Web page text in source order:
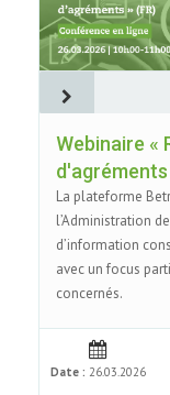
Webinaire «
d'agréments
La plateforme
l’Administration
d’information
avec un focus
concernés.
Date : 26.03.2026